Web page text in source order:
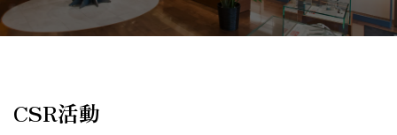
CSR活動